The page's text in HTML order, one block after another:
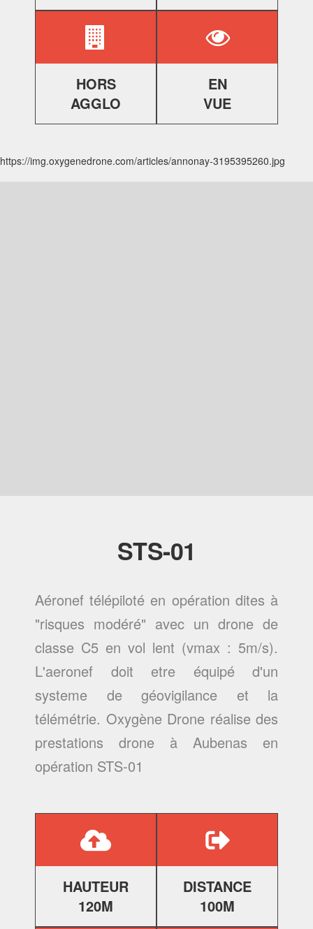
HORS
AGGLO
EN
VUE
https://img.oxygenedrone.com/articles/annonay-3195395260.jpg
STS-01
Aéronef télépiloté en opération dites à
"risques modéré" avec un drone de
classe C5 en vol lent (vmax : 5m/s).
L'aeronef doit etre équipé d'un
systeme de géovigilance et la
télémétrie. Oxygène Drone réalise des
prestations drone à Aubenas en
opération STS-01
HAUTEUR
120M
DISTANCE
100M